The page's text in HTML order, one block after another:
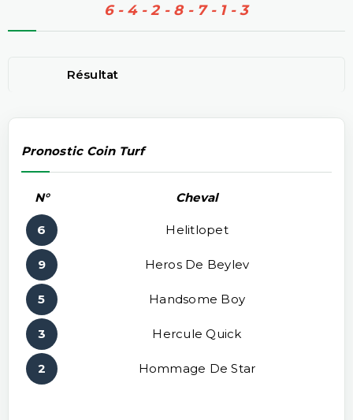
6 - 4 - 2 - 8 - 7 - 1 - 3
Résultat
Pronostic Coin Turf
N° Cheval
6 Helitlopet
9 Heros De Beylev
5 Handsome Boy
3 Hercule Quick
2 Hommage De Star